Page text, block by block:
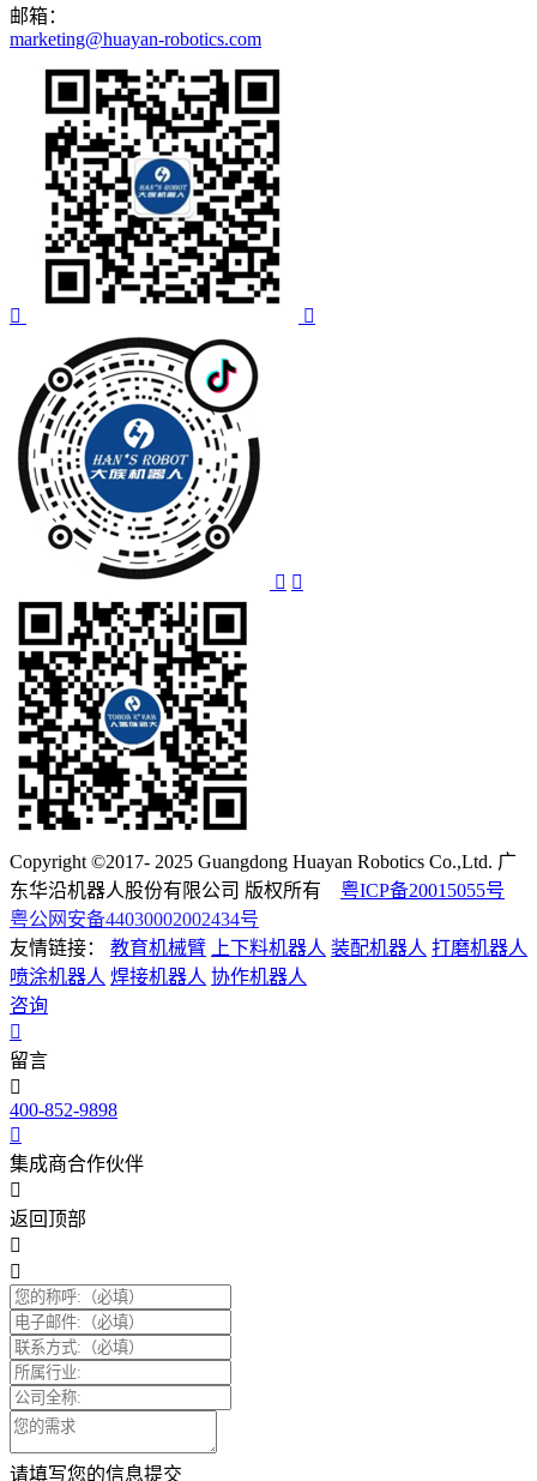
邮箱：
marketing@huayan-robotics.com
Copyright ©2017- 2025 Guangdong Huayan Robotics Co.,Ltd. 广
东华沿机器人股份有限公司 版权所有 粤ICP备20015055号
粤公网安备44030002002434号
友情链接：
教育机械臂 上下料机器人 装配机器人 打磨机器人
喷涂机器人 焊接机器人 协作机器人
咨询
留言
400-852-9898
集成商合作伙伴
返回顶部
请填写您的信息提交